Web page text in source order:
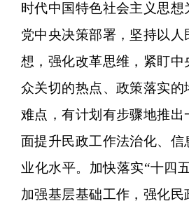
时代中国特色社会主义思
党中央决策部署，坚持以人
想，强化改革思维，紧盯中
众关切的热点、政策落实的
难点，有计划有步骤地推出
面提升民政工作法治化、信
业化水平。加快落实“十四
加强基层基础工作，强化